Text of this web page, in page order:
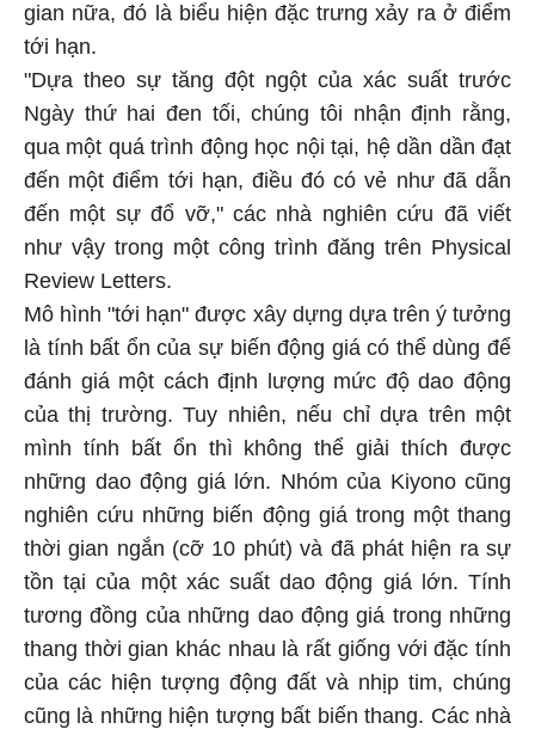
gian nữa, đó là biểu hiện đặc trưng xảy ra ở điểm
tới hạn.
"Dựa theo sự tăng đột ngột của xác suất trước
Ngày thứ hai đen tối, chúng tôi nhận định rằng,
qua một quá trình động học nội tại, hệ dần dần đạt
đến một điểm tới hạn, điều đó có vẻ như đã dẫn
đến một sự đổ vỡ," các nhà nghiên cứu đã viết
như vậy trong một công trình đăng trên Physical
Review Letters.
Mô hình "tới hạn" được xây dựng dựa trên ý tưởng
là tính bất ổn của sự biến động giá có thể dùng để
đánh giá một cách định lượng mức độ dao động
của thị trường. Tuy nhiên, nếu chỉ dựa trên một
mình tính bất ổn thì không thể giải thích được
những dao động giá lớn. Nhóm của Kiyono cũng
nghiên cứu những biến động giá trong một thang
thời gian ngắn (cỡ 10 phút) và đã phát hiện ra sự
tồn tại của một xác suất dao động giá lớn. Tính
tương đồng của những dao động giá trong những
thang thời gian khác nhau là rất giống với đặc tính
của các hiện tượng động đất và nhịp tim, chúng
cũng là những hiện tượng bất biến thang. Các nhà